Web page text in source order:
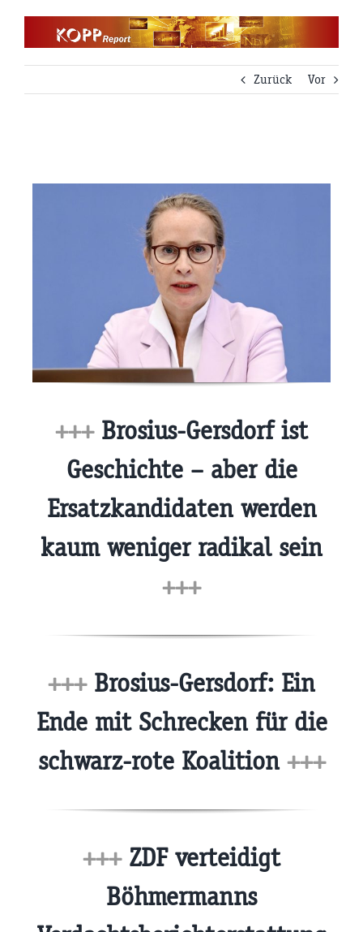
Zurück
Vor
+++Brosius-Gersdorf ist
Geschichte – aber die
Ersatzkandidaten werden
kaum weniger radikal sein
+++
+++Brosius-Gersdorf: Ein
Ende mit Schrecken für die
schwarz-rote Koalition +++
+++ZDF verteidigt
Böhmermanns